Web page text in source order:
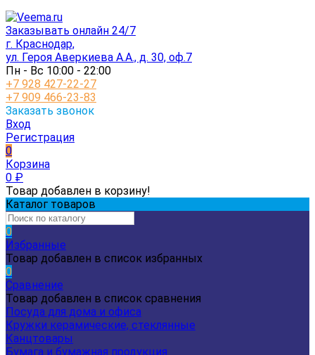
Заказывать онлайн 24/7
г. Краснодар,
ул. Героя Аверкиева А.А., д. 30, оф.7
Пн - Вс 10:00 - 22:00
+7 928 427-22-27
+7 909 466-23-83
Заказать звонок
Вход
Регистрация
0
Корзина
0 ₽
Товар добавлен в корзину!
Каталог товаров
0
Избранные
Товар добавлен в список избранных
0
Сравнение
Товар добавлен в список сравнения
Посуда для дома и офиса
Кружки керамические, стеклянные
Канцтовары
Бумага и бумажная продукция